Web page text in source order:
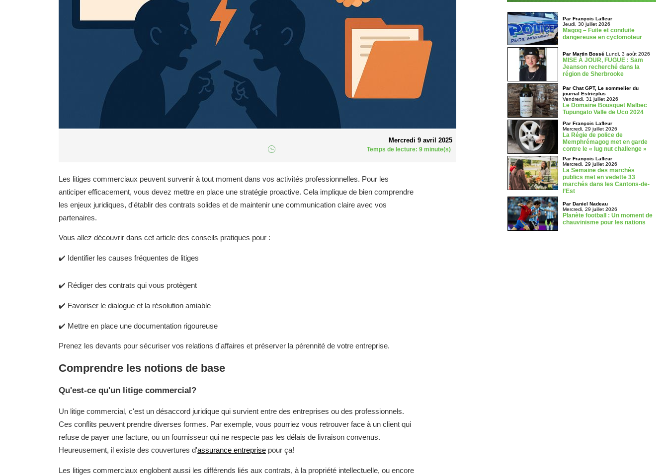
Mercredi 9 avril 2025
Temps de lecture: 9 minute(s)
Les litiges commerciaux peuvent survenir à tout moment dans vos activités professionnelles. Pour les
anticiper efficacement, vous devez mettre en place une stratégie proactive. Cela implique de bien comprendre
les enjeux juridiques, d'établir des contrats solides et de maintenir une communication claire avec vos
partenaires.
Vous allez découvrir dans cet article des conseils pratiques pour :
✔️ Identifier les causes fréquentes de litiges
✔️ Rédiger des contrats qui vous protègent
✔️ Favoriser le dialogue et la résolution amiable
✔️ Mettre en place une documentation rigoureuse
Prenez les devants pour sécuriser vos relations d'affaires et préserver la pérennité de votre entreprise.
Comprendre les notions de base
Qu'est-ce qu'un litige commercial?
Un litige commercial, c'est un désaccord juridique qui survient entre des entreprises ou des professionnels.
Ces conflits peuvent prendre diverses formes. Par exemple, vous pourriez vous retrouver face à un client qui
refuse de payer une facture, ou un fournisseur qui ne respecte pas les délais de livraison convenus.
Heureusement, il existe des couvertures d'assurance entreprise pour ça!
Les litiges commerciaux englobent aussi les différends liés aux contrats, à la propriété intellectuelle, ou encore
Par François Lafleur
Jeudi, 30 juillet 2026
Magog – Fuite et conduite
dangereuse en cyclomoteur
Par Martin BosséLundi, 3 août 2026
MISE À JOUR, FUGUE : Sam
Jeanson recherché dans la
région de Sherbrooke
Par Chat GPT, Le sommelier du
journal Estrieplus
Vendredi, 31 juillet 2026
Le Domaine Bousquet Malbec
Tupungato Valle de Uco 2024
Par François Lafleur
Mercredi, 29 juillet 2026
La Régie de police de
Memphrémagog met en garde
contre le « lug nut challenge »
Par François Lafleur
Mercredi, 29 juillet 2026
La Semaine des marchés
publics met en vedette 33
marchés dans les Cantons-de-
l’Est
Par Daniel Nadeau
Mercredi, 29 juillet 2026
Planète football : Un moment de
chauvinisme pour les nations